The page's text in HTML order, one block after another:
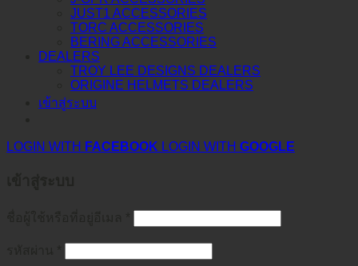
JUST1 ACCESSORIES
TORC ACCESSORIES
BERING ACCESSORIES
DEALERS
TROY LEE DESIGNS DEALERS
ORIGINE HELMETS DEALERS
เข้าสู่ระบบ
LOGIN WITH FACEBOOK LOGIN WITH GOOGLE